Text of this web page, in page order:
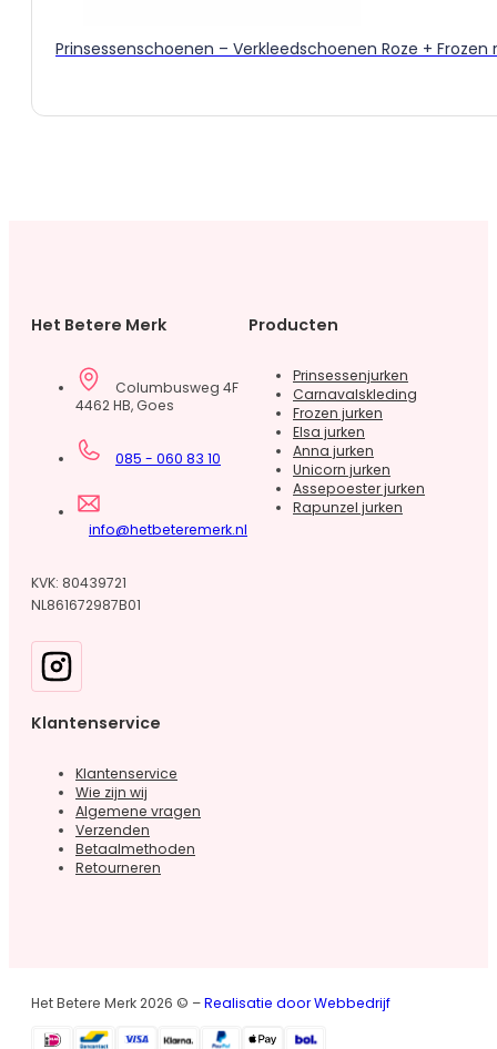
Prinsessenschoenen –
Het Betere Merk
Columbusweg 4F
4462 HB, Goes
085 - 060 83 10
info@hetbeteremerk.nl
KVK: 80439721
NL861672987B01
Producten
Prinsessenjurken
Carnavalskleding
Frozen jurken
Elsa jurken
Anna jurken
Unicorn jurken
Assepoester jurken
Rapunzel jurken
Klantenservice
Klantenservice
Wie zijn wij
Algemene vragen
Verzenden
Betaalmethoden
Retourneren
Het Betere Merk 2026 © –Realisatie door Webbedrijf